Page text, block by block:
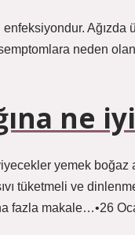
enfeksiyondur.
neden
ne
yemek boğaz
tüketmeli ve
fazla makale…•26